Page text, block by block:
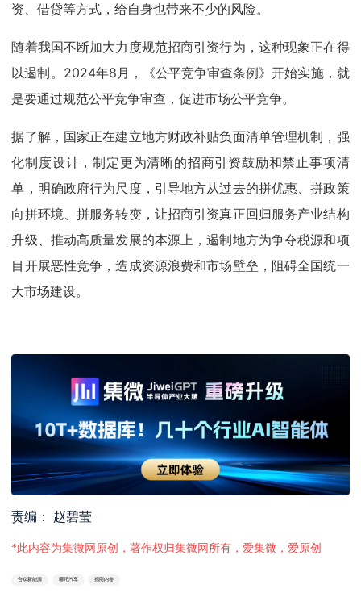
资、借贷等方式，给自身也带来不少的风险。
随着我国不断加大力度规范招商引资行为，这种现象正在得
以遏制。2024年8月，《公平竞争审查条例》开始实施，就
是要通过规范公平竞争审查，促进市场公平竞争。
据了解，国家正在建立地方财政补贴负面清单管理机制，强
化制度设计，制定更为清晰的招商引资鼓励和禁止事项清
单，明确政府行为尺度，引导地方从过去的拼优惠、拼政策
向拼环境、拼服务转变，让招商引资真正回归服务产业结构
升级、推动高质量发展的本源上，遏制地方为争夺税源和项
目开展恶性竞争，造成资源浪费和市场壁垒，阻碍全国统一
大市场建设。
责编： 赵碧莹
*此内容为集微网原创，著作权归集微网所有，爱集微，爱原创
合众新能源 哪吒汽车 招商内卷